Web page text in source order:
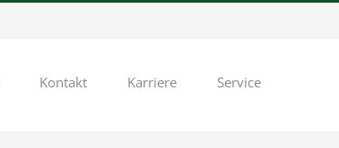
Kontakt Karriere Service